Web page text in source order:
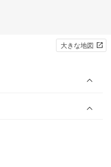
大きな地図